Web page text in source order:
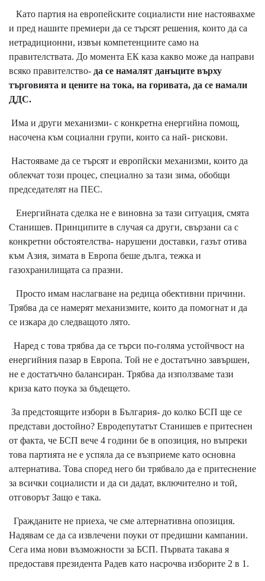
Като партия на европейските социалисти ние настоявахме
и пред нашите премиери да се търсят решения, които да са
нетрадиционни, извън компетенциите само на
правителствата. До момента ЕК каза какво може да направи
всяко правителство- да се намалят данъците върху
търговията и цените на тока, на горивата, да се намали
ДДС.
Има и други механизми- с конкретна енергийна помощ,
насочена към социални групи, които са най- рискови.
Настояваме да се търсят и европйски механизми, които да
облекчат този процес, специално за тази зима, обобщи
председателят на ПЕС.
Енергийната сделка не е виновна за тази ситуация, смята
Станишев. Принципите в случая са други, свързани са с
конкретни обстоятелства- нарушени доставки, газът отива
към Азия, зимата в Европа беше дълга, тежка и
газохранилищата са празни.
Просто имам наслагване на редица обективни причини.
Трябва да се намерят механизмите, които да помогнат и да
се изкара до следващото лято.
Наред с това трябва да се търси по-голяма устойчвост на
енергийния пазар в Европа. Той не е достатъчно завършен,
не е достатъчно балансиран. Трябва да използваме тази
криза като поука за бъдещето.
За предстоящите избори в България- до колко БСП ще се
представи достойно? Евродепутатът Станишев е притеснен
от факта, че БСП вече 4 години бе в опозиция, но въпреки
това партията не е успяла да се възприеме като основна
алтернатива. Това според него би трябвало да е притеснение
за всички социалисти и да си дадат, включително и той,
отговорът Защо е така.
Гражданите не приеха, че сме алтернативна опозиция.
Надявам се да са извлечени поуки от предишни кампании.
Сега има нови възможности за БСП. Първата такава я
предоставя президента Радев като насрочва изборите 2 в 1.